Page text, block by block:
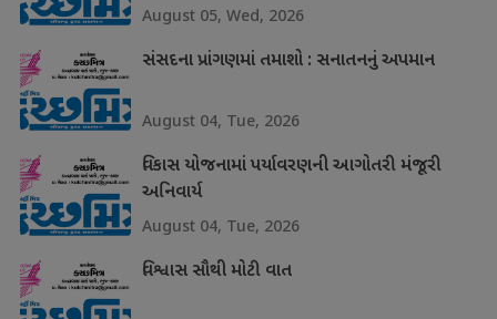
August 05, Wed, 2026
સંસદના પ્રાંગણમાં તમાશો : સનાતનનું અપમાન
August 04, Tue, 2026
વિકાસ યોજનામાં પર્યાવરણની આગોતરી મંજૂરી
અનિવાર્ય
August 04, Tue, 2026
વિશ્વાસ સૌથી મોટી વાત